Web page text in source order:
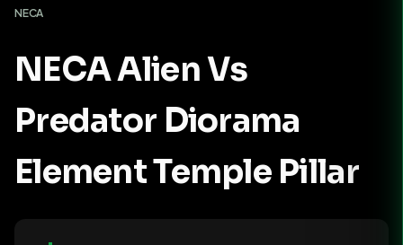
NECA
NECA Alien Vs
Predator Diorama
Element Temple Pillar